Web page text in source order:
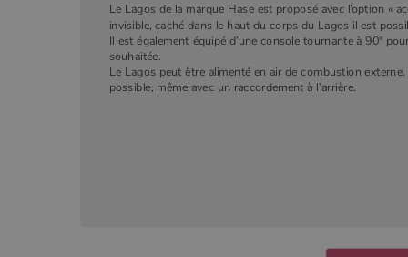
Le Lagos de la marque Hase est proposé avec l’option «
invisible, caché dans le haut du corps du Lagos il est
Il est également équipé d’une console tournante à 90°
souhaitée.
Le Lagos peut être alimenté en air de combustion
possible, même avec un raccordement à l’arrière.